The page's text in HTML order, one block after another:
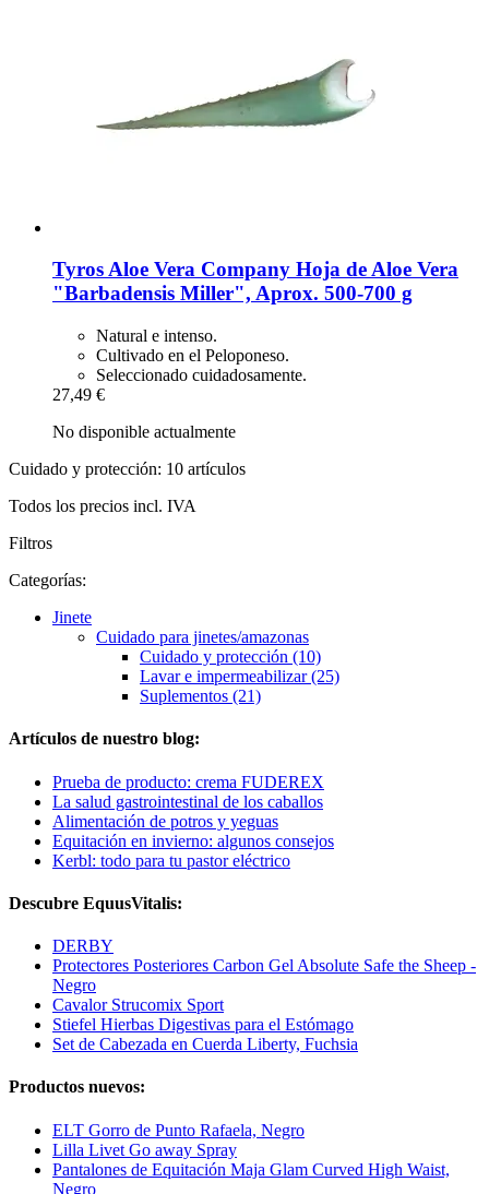
Tyros Aloe Vera Company Hoja de Aloe Vera
"Barbadensis Miller", Aprox. 500-​700 g
Natural e intenso.
Cultivado en el Peloponeso.
Seleccionado cuidadosamente.
27,49 €
No disponible actualmente
Cuidado y protección: 10 artículos
Todos los precios incl. IVA
Filtros
Categorías:
Jinete
Cuidado para jinetes/amazonas
Cuidado y protección (10)
Lavar e impermeabilizar (25)
Suplementos (21)
Artículos de nuestro blog:
Prueba de producto: crema FUDEREX
La salud gastrointestinal de los caballos
Alimentación de potros y yeguas
Equitación en invierno: algunos consejos
Kerbl: todo para tu pastor eléctrico
Descubre EquusVitalis:
DERBY
Protectores Posteriores Carbon Gel Absolute Safe the Sheep -
Negro
Cavalor Strucomix Sport
Stiefel Hierbas Digestivas para el Estómago
Set de Cabezada en Cuerda Liberty, Fuchsia
Productos nuevos:
ELT Gorro de Punto Rafaela, Negro
Lilla Livet Go away Spray
Pantalones de Equitación Maja Glam Curved High Waist,
Negro